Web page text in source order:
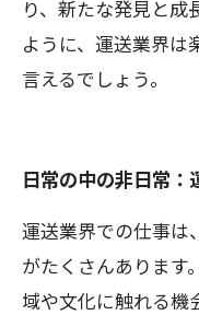
り、新たな発見と成
ように、運送業界は
言えるでしょう。
日常の中の非日常
運送業界での仕事は
がたくさんあります
域や文化に触れる機